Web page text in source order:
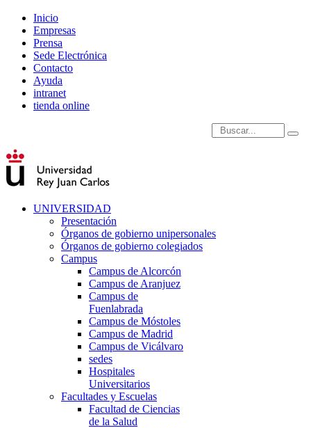
Inicio
Empresas
Prensa
Sede Electrónica
Contacto
Ayuda
intranet
tienda online
Introduce términos de
UNIVERSIDAD
Presentación
Órganos de gobierno unipersonales
Órganos de gobierno colegiados
Campus
Campus de Alcorcón
Campus de Aranjuez
Campus de
Fuenlabrada
Campus de Móstoles
Campus de Madrid
Campus de Vicálvaro
sedes
Hospitales
Universitarios
Facultades y Escuelas
Facultad de Ciencias
de la Salud